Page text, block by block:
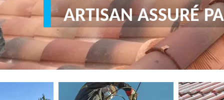
ARTISAN ASSURÉ